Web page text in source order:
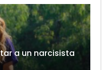
a un narcisista